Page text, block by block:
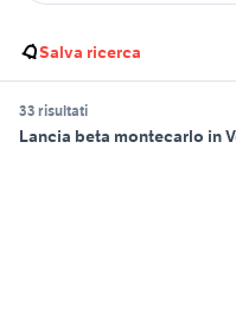
Salva ricerca
33 risultati
Lancia beta montecarlo in